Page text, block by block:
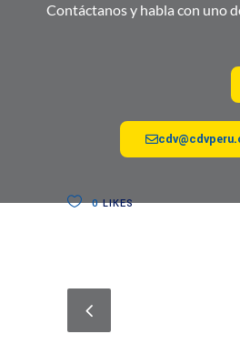
Contáctanos y habla con uno
0LIKES